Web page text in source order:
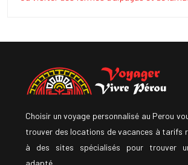
Choisir un voyage personnalisé au Perou
trouver des locations de vacances à tarifs
à des sites spécialisés pour trouver
adapté.